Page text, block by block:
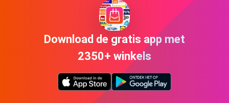
Download de gratis app met
2350+ winkels